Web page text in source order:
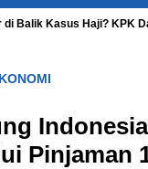
di Balik Kasus Haji? KPK
Pinjaman